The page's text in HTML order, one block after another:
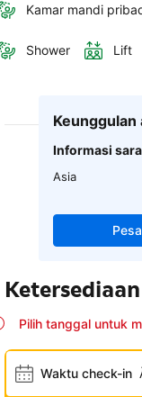
Kamar mandi
Shower Lift
Keunggulan
Informasi
Asia
Ketersediaan
Pilih tanggal untuk
Waktu check-in